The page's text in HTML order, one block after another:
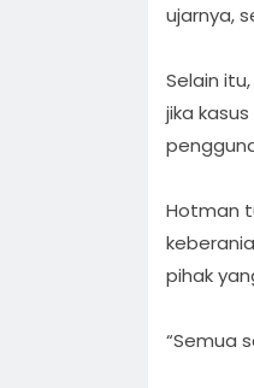
ujarnya,
Selain
jika
Hotman
pihak
“Semua